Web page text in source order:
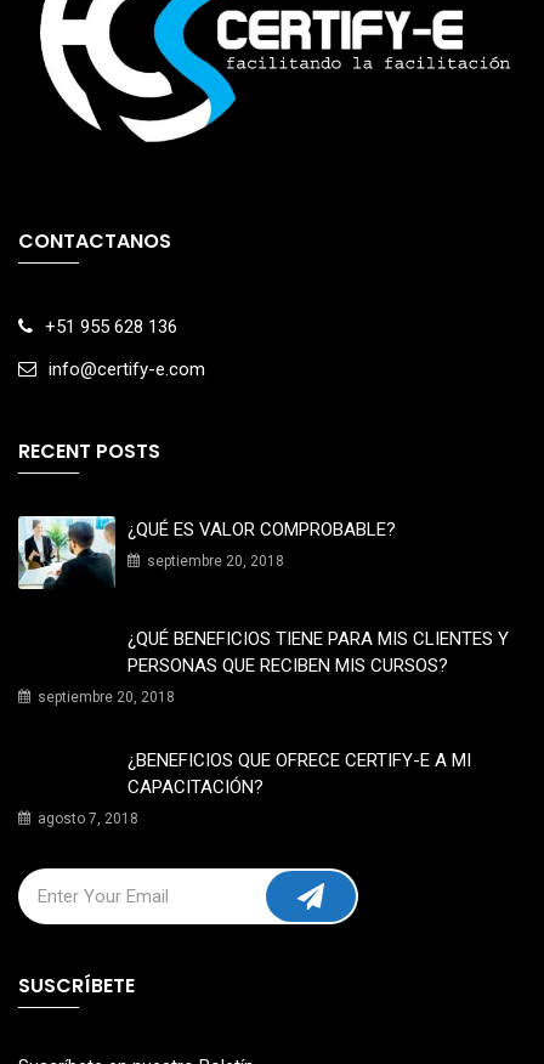
CONTACTANOS
+51 955 628 136
info@certify-e.com
RECENT POSTS
¿QUÉ ES VALOR COMPROBABLE?
septiembre 20, 2018
¿QUÉ BENEFICIOS TIENE PARA MIS CLIENTES Y
PERSONAS QUE RECIBEN MIS CURSOS?
septiembre 20, 2018
¿BENEFICIOS QUE OFRECE CERTIFY-E A MI
CAPACITACIÓN?
agosto 7, 2018
SUSCRÍBETE